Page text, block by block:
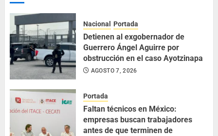
Nacional Portada
Detienen al exgobernador de
Guerrero Ángel Aguirre por
obstrucción en el caso Ayotzinapa
AGOSTO 7, 2026
Portada
Faltan técnicos en México:
empresas buscan trabajadores
antes de que terminen de